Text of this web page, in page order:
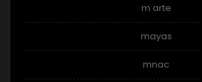
m arte
mayas
mnac